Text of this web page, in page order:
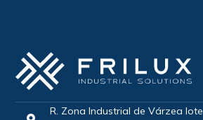
R. Zona Industrial de Várzea lote